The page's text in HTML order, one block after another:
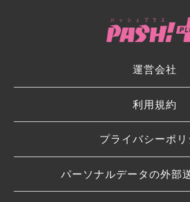
運営会社
利用規約
プライバシーポリ
パーソナルデータの外部